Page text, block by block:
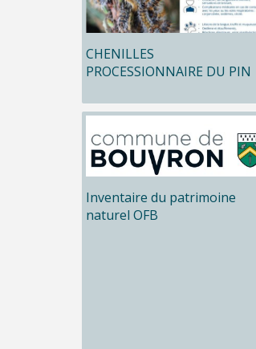
CHENILLES
PROCESSIONNAIRE DU PIN
Inventaire du patrimoine
naturel OFB